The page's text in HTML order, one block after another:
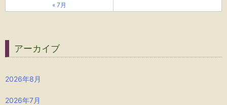
« 7月
アーカイブ
2026年8月
2026年7月